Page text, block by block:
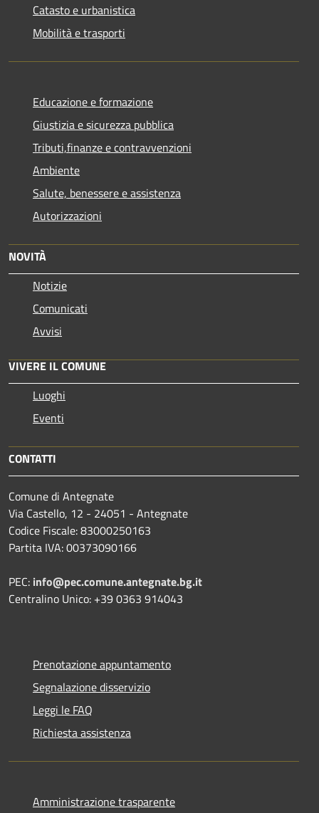
Catasto e urbanistica
Mobilità e trasporti
Educazione e formazione
Giustizia e sicurezza pubblica
Tributi,finanze e contravvenzioni
Ambiente
Salute, benessere e assistenza
Autorizzazioni
NOVITÀ
Notizie
Comunicati
Avvisi
VIVERE IL COMUNE
Luoghi
Eventi
CONTATTI
Comune di Antegnate
Via Castello, 12 - 24051 - Antegnate
Codice Fiscale: 83000250163
Partita IVA: 00373090166
PEC: info@pec.comune.antegnate.bg.it
Centralino Unico: +39 0363 914043
Prenotazione appuntamento
Segnalazione disservizio
Leggi le FAQ
Richiesta assistenza
Amministrazione trasparente